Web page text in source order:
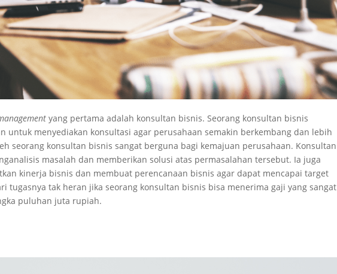
yang pertama adalah konsultan bisnis. Seorang konsultan bisnis
untuk menyediakan konsultasi agar perusahaan semakin berkembang dan lebih
seorang konsultan bisnis sangat berguna bagi kemajuan perusahaan. Konsultan
masalah dan memberikan solusi atas permasalahan tersebut. Ia juga
kinerja bisnis dan membuat perencanaan bisnis agar dapat mencapai target
tugasnya tak heran jika seorang konsultan bisnis bisa menerima gaji yang sangat
puluhan juta rupiah.